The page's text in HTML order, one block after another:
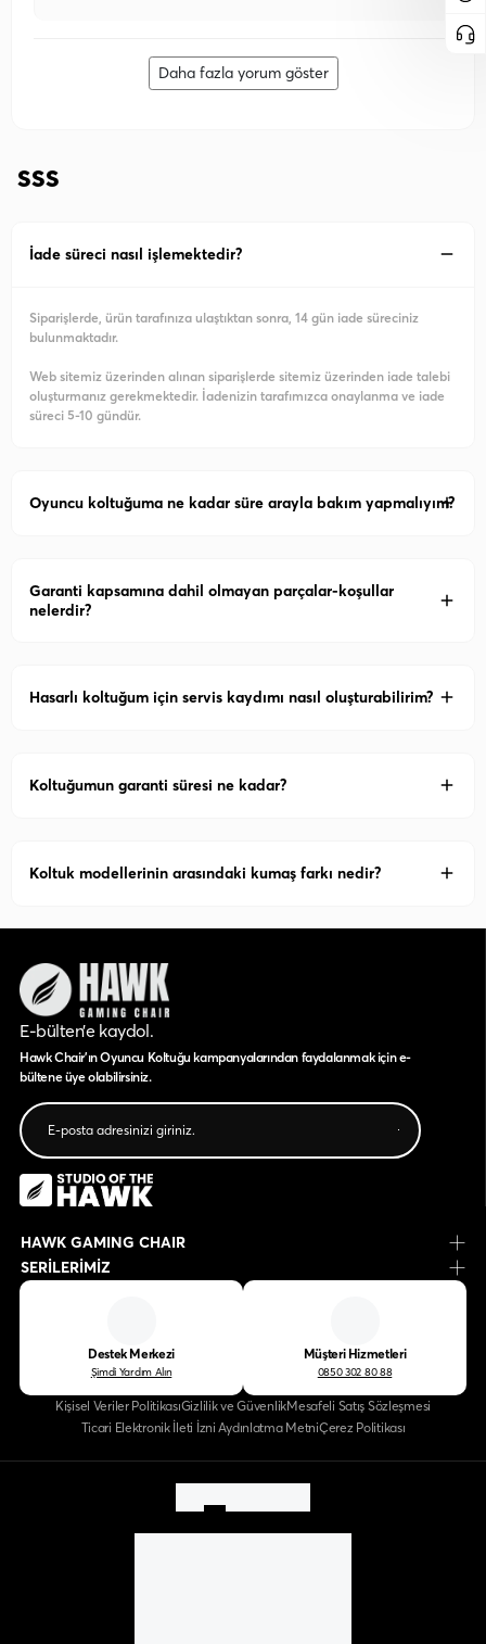
Daha fazla yorum göster
SSS
İade süreci nasıl işlemektedir?
Siparişlerde, ürün tarafınıza ulaştıktan sonra, 14 gün iade süreciniz
bulunmaktadır.
Web sitemiz üzerinden alınan siparişlerde sitemiz üzerinden iade talebi
oluşturmanız gerekmektedir. İadenizin tarafımızca onaylanma ve iade
süreci 5-10 gündür.
Oyuncu koltuğuma ne kadar süre arayla bakım yapmalıyım?
Garanti kapsamına dahil olmayan parçalar-koşullar
nelerdir?
Hasarlı koltuğum için servis kaydımı nasıl oluşturabilirim?
Koltuğumun garanti süresi ne kadar?
Koltuk modellerinin arasındaki kumaş farkı nedir?
E-bülten’e kaydol.
Hawk Chair'ın Oyuncu Koltuğu kampanyalarından faydalanmak için e-
bültene üye olabilirsiniz.
HAWK GAMING CHAIR
SERİLERİMİZ
Destek Merkezi
Şimdi Yardım Alın
Müşteri Hizmetleri
0850 302 80 88
Kişisel Veriler PolitikasıGizlilik ve GüvenlikMesafeli Satış Sözleşmesi
Ticari Elektronik İleti İzni Aydınlatma MetniÇerez Politikası